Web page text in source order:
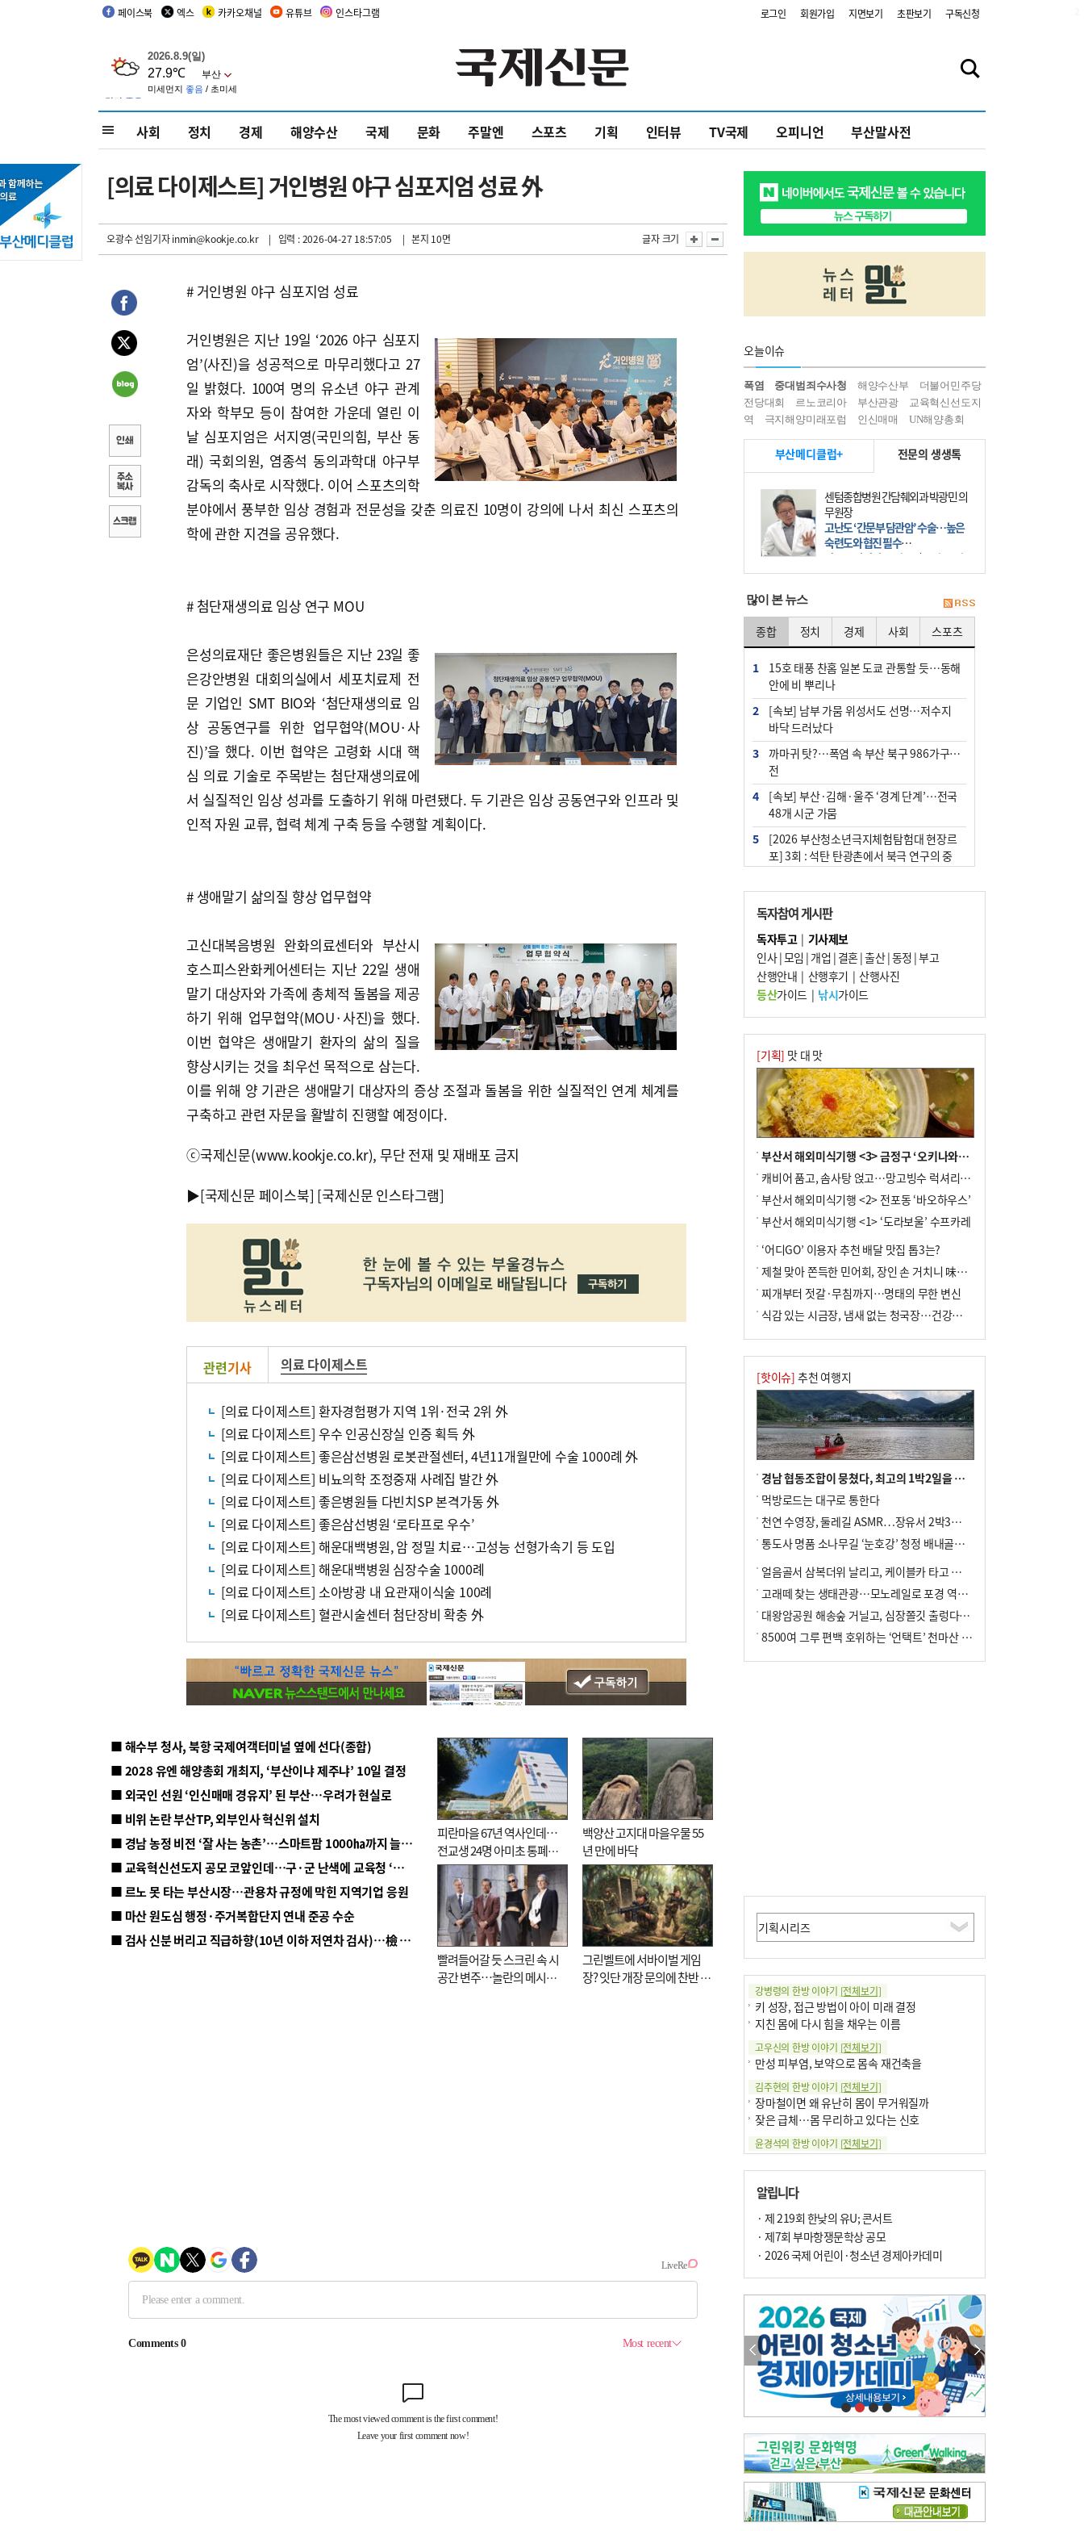
페이스북 엑스 카카오채널 유튜브 인스타그램 로그인 회원가입 지면보기 초판보기 구독신청
사회 정치 경제 해양수산 국제 문화 주말엔 스포츠 기획 인터뷰 TV국제 오피니언 부산말사전
[의료 다이제스트] 거인병원 야구 심포지엄 성료 外
오광수 선임기자inmin@kookje.co.kr | 입력 : 2026-04-27 18:57:05 | 본지 10면 글자 크기
# 거인병원 야구 심포지엄 성료
거인병원은 지난 19일 ‘2026 야구 심포지
엄’(사진)을 성공적으로 마무리했다고 27
일 밝혔다. 100여 명의 유소년 야구 관계
자와 학부모 등이 참여한 가운데 열린 이
날 심포지엄은 서지영(국민의힘, 부산 동
래) 국회의원, 염종석 동의과학대 야구부
감독의 축사로 시작했다. 이어 스포츠의학
분야에서 풍부한 임상 경험과 전문성을 갖춘 의료진 10명이 강의에 나서 최신 스포츠의
학에 관한 지견을 공유했다.
# 첨단재생의료 임상 연구 MOU
은성의료재단 좋은병원들은 지난 23일 좋
은강안병원 대회의실에서 세포치료제 전
문 기업인 SMT BIO와 ‘첨단재생의료 임
상 공동연구를 위한 업무협약(MOU·사
진)’을 했다. 이번 협약은 고령화 시대 핵
심 의료 기술로 주목받는 첨단재생의료에
서 실질적인 임상 성과를 도출하기 위해 마련됐다. 두 기관은 임상 공동연구와 인프라 및
인적 자원 교류, 협력 체계 구축 등을 수행할 계획이다.
# 생애말기 삶의질 향상 업무협약
고신대복음병원 완화의료센터와 부산시
호스피스완화케어센터는 지난 22일 생애
말기 대상자와 가족에 총체적 돌봄을 제공
하기 위해 업무협약(MOU·사진)을 했다.
이번 협약은 생애말기 환자의 삶의 질을
향상시키는 것을 최우선 목적으로 삼는다.
이를 위해 양 기관은 생애말기 대상자의 증상 조절과 돌봄을 위한 실질적인 연계 체계를
구축하고 관련 자문을 활발히 진행할 예정이다.
ⓒ국제신문(www.kookje.co.kr), 무단 전재 및 재배포 금지
▶[국제신문 페이스북] [국제신문 인스타그램]
관련기사 의료 다이제스트
[의료 다이제스트] 환자경험평가 지역 1위·전국 2위 外
[의료 다이제스트] 우수 인공신장실 인증 획득 外
[의료 다이제스트] 좋은삼선병원 로봇관절센터, 4년11개월만에 수술 1000례 外
[의료 다이제스트] 비뇨의학 조정중재 사례집 발간 外
[의료 다이제스트] 좋은병원들 다빈치SP 본격가동 外
[의료 다이제스트] 좋은삼선병원 ‘로타프로 우수’
[의료 다이제스트] 해운대백병원, 암 정밀 치료…고성능 선형가속기 등 도입
[의료 다이제스트] 해운대백병원 심장수술 1000례
[의료 다이제스트] 소아방광 내 요관재이식술 100례
[의료 다이제스트] 혈관시술센터 첨단장비 확충 外
■ 해수부 청사, 북항 국제여객터미널 옆에 선다(종합)
■ 2028 유엔 해양총회 개최지, ‘부산이냐 제주냐’ 10일 결정
■ 외국인 선원 ‘인신매매 경유지’ 된 부산…우려가 현실로
■ 비위 논란 부산TP, 외부인사 혁신위 설치
■ 경남 농정 비전 ‘잘 사는 농촌’…스마트팜 1000㏊까지 늘린다
■ 교육혁신선도지 공모 코앞인데…구·군 난색에 교육청 ‘쩔쩔’
■ 르노 못 타는 부산시장…관용차 규정에 막힌 지역기업 응원
■ 마산 원도심 행정·주거복합단지 연내 준공 수순
■ 검사 신분 버리고 직급하향(10년 이하 저연차 검사)…檢 중수청행 기피
피란마을 67년 역사인데…
전교생 24명 아미초 통폐합
기로
백양산 고지대 마을우물 55
년 만에 바닥
빨려들어갈 듯 스크린 속 시
공간 변주…놀란의 메시지
그린벨트에 서바이벌 게임
장? 잇단 개장 문의에 찬반 논
오늘이슈
폭염 중대범죄수사청 해양수산부
더불어민주당
전당대회
르노코리아 부산관광
교육혁신선도지
역
극지해양미래포럼 인신매매 UN해양총회
부산메디클럽+ 전문의 생생톡
센텀종합병원 간담췌외과 박광민 의
무원장
고난도 ‘간문부 담관암’ 수술…높은
숙련도와 협진 필수
간문부 담관암(클라츠킨 종양)은 좌
우 간에서 나오는, 담관(담즙 배출 경
部)’에 생기는 악성 종양이다. 간동맥
문맥 림프절 담
많이 본 뉴스
종합 정치 경제 사회 스포츠
1
15호 태풍 찬홈 일본 도쿄 관통할 듯…동해
안에 비 뿌리나
2
[속보] 남부 가뭄 위성서도 선명…저수지
바닥 드러났다
3
까마귀 탓?…폭염 속 부산 북구 986가구 정
전
4
[속보] 부산·김해·울주 ‘경계 단계’…전국
48개 시군 가뭄
5
[2026 부산청소년극지체험탐험대 현장르
포] 3회 : 석탄 탄광촌에서 북극 연구의 중
위는 지속
7
‘혐오표현’ 쓰면 지방공무원 최대 파면까지
중징계
8
부산 해운대구 아파트 14층서 불…실외기
과열 추정
10 김해시의회, 11일 544억 원 규모 민생지원
금 조례안 처리 주목
독자참여 게시판
독자투고| 기사제보
인사|모임 | 개업 | 결혼|출산|동정 |부고
산행안내 | 산행후기 | 산행사진
등산가이드| 낚시가이드
[기획] 맛 대 맛
부산서 해외미식기행 <3> 금정구 ‘오키나와키친’
캐비어 품고, 솜사탕 얹고…망고빙수 럭셔리한 진화
부산서 해외미식기행 <2> 전포동 ‘바오하우스’
부산서 해외미식기행 <1> ‘도라보울’ 수프카레
‘어디GO’ 이용자 추천 배달 맛집 톱3는?
제철 맞아 쫀득한 민어회, 장인 손 거치니 味친 한상
찌개부터 젓갈·무침까지…명태의 무한 변신
식감 있는 시금장, 냄새 없는 청국장…건강한 발효 밥상
[핫이슈] 추천 여행지
경남 협동조합이 뭉쳤다, 최고의 1박2일을 위해
먹방로드는 대구로 통한다
천연 수영장, 둘레길 ASMR…장유서 2박3일 소확행
통도사 명품 소나무길 ‘눈호강’ 청정 배내골서 더위 싹
얼음골서 삼복더위 날리고, 케이블카 타고 신선놀음
고래떼 찾는 생태관광…모노레일로 포경 역사여행
대왕암공원 해송숲 거닐고, 심장쫄깃 출렁다리 건너봐
8500여 그루 편백 호위하는 ‘언택트’ 천마산 산림욕장
강병령의 한방 이야기 [전체보기]
키 성장, 접근 방법이 아이 미래 결정
지친 몸에 다시 힘을 채우는 이름
고우신의 한방 이야기 [전체보기]
만성 피부염, 보약으로 몸속 재건축을
김주현의 한방 이야기 [전체보기]
장마철이면 왜 유난히 몸이 무거워질까
잦은 급체…몸 무리하고 있다는 신호
윤경석의 한방 이야기 [전체보기]
땀 멈추려 하지 말고 원인부터 찾아야
손 떨림, 늙음 증거일까 질병 신호일까
윤화정의 한방 이야기
냉기 직접 닿으면 ‘구안와사’ 위험
의료 다이제스트[전체보기]
환자경험평가 지역 1위·전국 2위 外
이유림의 한방 이야기[전체보기]
한방치료, 통증 관리의 새 해법
정영자 시민기자의 웰니스 [전체보기]
습한 여름…몸 깨우는 ‘순환 처방전’
자연·쉼에서 찾는 ‘웰니스 처방전’
조성우의 한방 이야기[전체보기]
봄의 설렘보다 먼저 내 몸의 달램
진료실에서[전체보기]
B형 간염은 ‘간암 시한폭탄’…비활동기 환자도 꼭 6개월 주기 검사
최수지의 한방 이야기 [전체보기]
‘생리 안 해서 편하다’는 위험한 착각
알립니다
· 제 219회 한낮의 유U; 콘서트
· 제7회 부마항쟁문학상 공모
· 2026 국제 어린이·청소년 경제아카데미